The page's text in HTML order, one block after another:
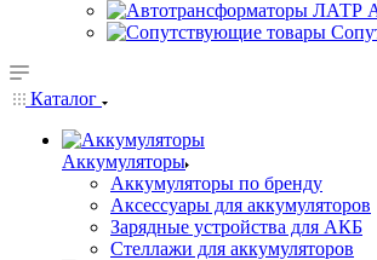
Каталог
Аккумуляторы
Аккумуляторы по бренду
Аксессуары для аккумуляторов
Зарядные устройства для АКБ
Стеллажи для аккумуляторов